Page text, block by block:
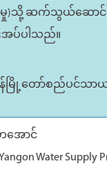
မှု)သို့ ဆက်သွယ်ဆောင်
းအပ်ပါသည်။
မြို့တော်စည်ပင်သာ
အောင်
Water Supply